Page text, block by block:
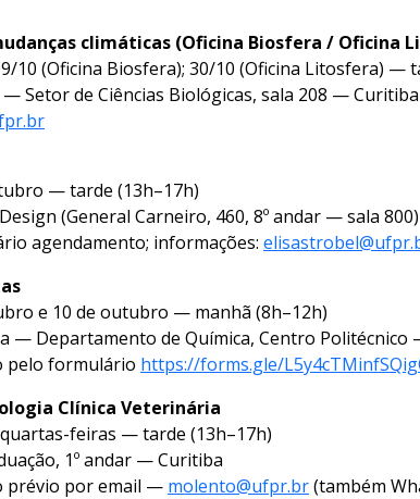
climáticas (Oficina Biosfera / Oficina
10 (Oficina Biosfera); 30/10 (Oficina Litosfera) —
Setor de Ciências Biológicas, sala 208 — Curitiba
— tarde (13h–17h)
(General Carneiro, 460, 8º andar — sala
agendamento; informações:
e 10 de outubro — manhã (8h–12h)
— Departamento de Química, Centro Politécnico
pelo formulário https://forms.gle/
Clínica Veterinária
feiras — tarde (13h–17h)
1º andar — Curitiba
prévio por email — molento@ufpr.br(também